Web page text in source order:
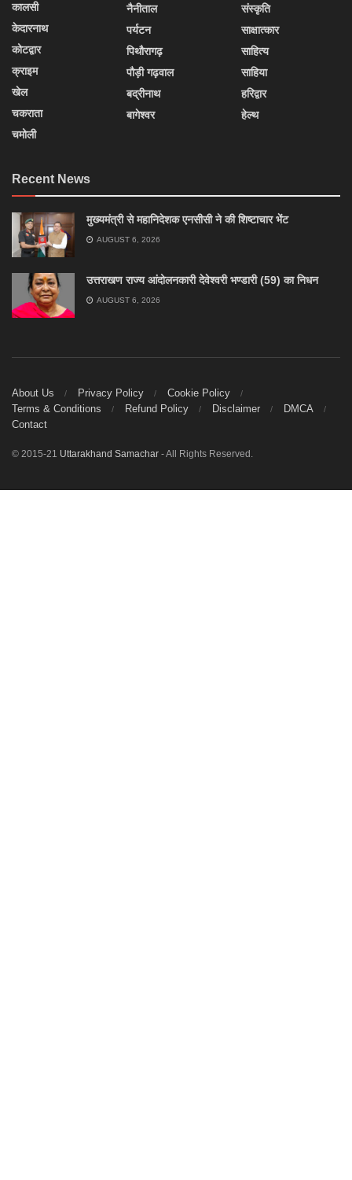
कालसी
केदारनाथ
कोटद्वार
क्राइम
खेल
चकराता
चमोली
नैनीताल
पर्यटन
पिथौरागढ़
पौड़ी गढ़वाल
बद्रीनाथ
बागेश्वर
संस्कृति
साक्षात्कार
साहित्य
साहिया
हरिद्वार
हेल्थ
Recent News
मुख्यमंत्री से महानिदेशक एनसीसी ने की शिष्टाचार भेंट
AUGUST 6, 2026
उत्तराखण राज्य आंदोलनकारी देवेश्वरी भण्डारी (59) का निधन
AUGUST 6, 2026
About Us Privacy Policy
Cookie Policy
Terms & Conditions
Refund Policy Disclaimer
DMCA
Contact
© 2015-21 Uttarakhand Samachar - All Rights Reserved.